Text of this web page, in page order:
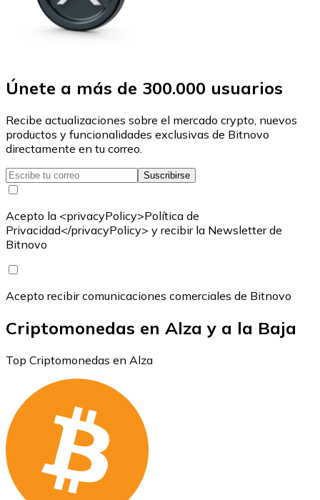
Únete a más de 300.000 usuarios
Recibe actualizaciones sobre el mercado crypto, nuevos
productos y funcionalidades exclusivas de Bitnovo
directamente en tu correo.
Suscribirse
Acepto la <privacyPolicy>Política de
Privacidad</privacyPolicy> y recibir la Newsletter de
Bitnovo
Acepto recibir comunicaciones comerciales de Bitnovo
Criptomonedas en Alza y a la Baja
Top Criptomonedas en Alza